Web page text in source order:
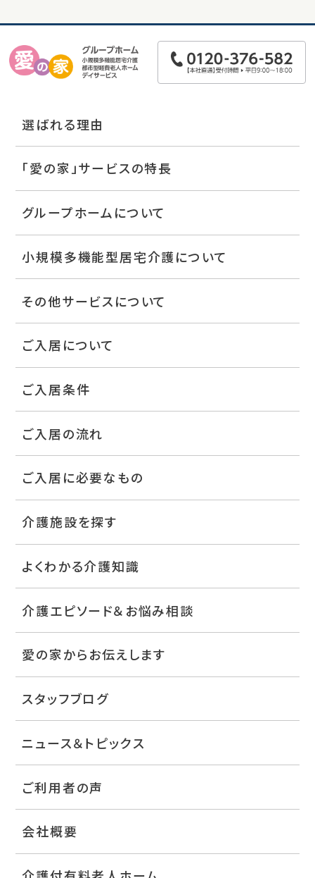
選ばれる理由
「愛の家」サービスの特長
グループホームについて
小規模多機能型居宅介護について
その他サービスについて
ご入居について
ご入居条件
ご入居の流れ
ご入居に必要なもの
介護施設を探す
よくわかる介護知識
介護エピソード＆お悩み相談
愛の家からお伝えします
スタッフブログ
ニュース＆トピックス
ご利用者の声
会社概要